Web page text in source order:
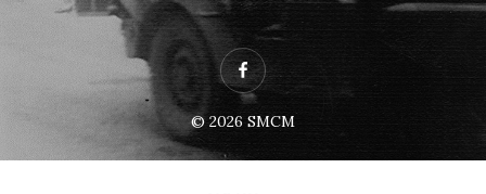
Facebook
© 2026 SMCM